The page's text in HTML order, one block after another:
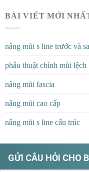
BÀI VIẾT MỚI
nâng mũi s line trước và
phẫu thuật chỉnh mũi lệch
nâng mũi fascia
nâng mũi cao cấp
nâng mũi s line cấu trúc
GỬI CÂU HỎI CHO